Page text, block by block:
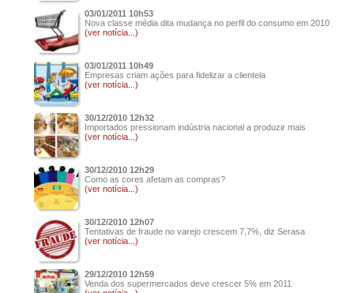
03/01/2011 10h53
Nova classe média dita mudança no perfil do consumo em 2010
(ver notícia...)
03/01/2011 10h49
Empresas criam ações para fidelizar a clientela
(ver notícia...)
30/12/2010 12h32
Importados pressionam indústria nacional a produzir mais
(ver notícia...)
30/12/2010 12h29
Como as cores afetam as compras?
(ver notícia...)
30/12/2010 12h07
Tentativas de fraude no varejo crescem 7,7%, diz Serasa
(ver notícia...)
29/12/2010 12h59
Venda dos supermercados deve crescer 5% em 2011